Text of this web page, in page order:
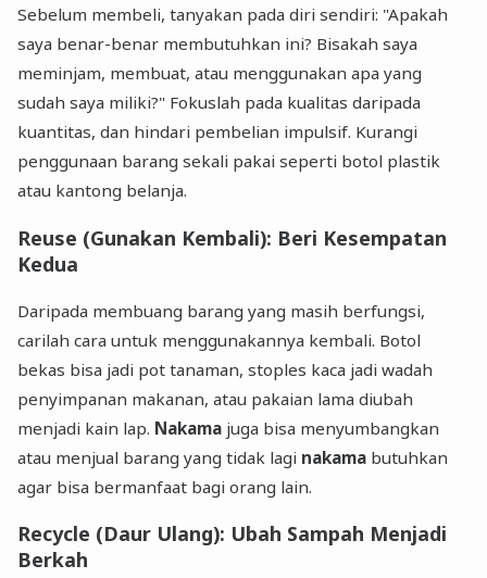
Sebelum membeli, tanyakan pada diri sendiri: "Apakah
saya benar-benar membutuhkan ini? Bisakah saya
meminjam, membuat, atau menggunakan apa yang
sudah saya miliki?" Fokuslah pada kualitas daripada
kuantitas, dan hindari pembelian impulsif. Kurangi
penggunaan barang sekali pakai seperti botol plastik
atau kantong belanja.
Reuse (Gunakan Kembali): Beri Kesempatan
Kedua
Daripada membuang barang yang masih berfungsi,
carilah cara untuk menggunakannya kembali. Botol
bekas bisa jadi pot tanaman, stoples kaca jadi wadah
penyimpanan makanan, atau pakaian lama diubah
menjadi kain lap. Nakama juga bisa menyumbangkan
atau menjual barang yang tidak lagi nakama butuhkan
agar bisa bermanfaat bagi orang lain.
Recycle (Daur Ulang): Ubah Sampah Menjadi
Berkah